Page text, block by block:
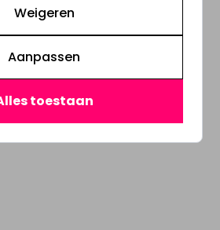
Weigeren
Aanpassen
toestaan